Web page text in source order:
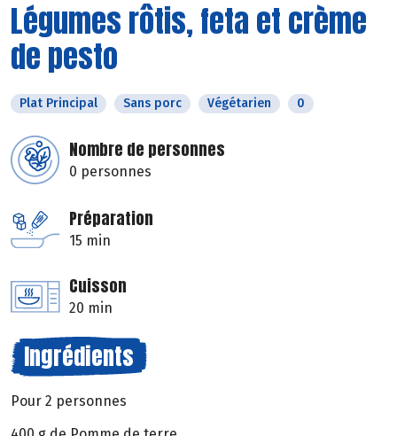
Légumes rôtis, feta et crème
de pesto
Plat Principal Sans porc Végétarien 0
Nombre de personnes
0 personnes
Préparation
15 min
Cuisson
20 min
Ingrédients
Pour 2 personnes